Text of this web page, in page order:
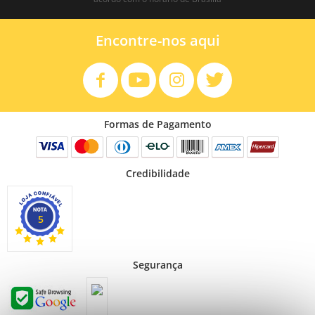
Encontre-nos aqui
Formas de Pagamento
Credibilidade
5
Segurança